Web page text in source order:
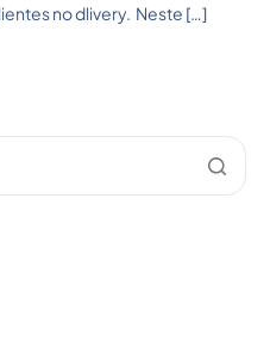
no dlivery. Neste […]